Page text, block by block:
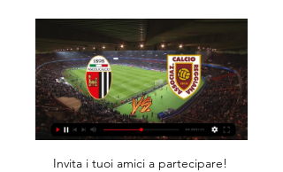
Invita i tuoi amici a partecipare! Condividi con i tuoi contatti il link a questa pagina web e invitali a partecipare a Wiki Loves Monuments. Se vuoi, puoi anche scaricare e stampare il nostro volantino (PDF, 145,4 kB) che illustra il procedimento da seguire per partecipare al concorso.

Il match odierno si preannuncia molto equilibrato, l'Inter può però beneficiare del fattore campo. Dove vedere la 'super-sfida' di Coppa Italia Inter-Lazio: info tv e streaming. Il big match di Coppa Italia, Inter-Lazio, verrà trasmesso in diretta televisiva in chiaro su Rai 2.

Una delle nostre scelte top a Cosenza. L'Hotel Royal propone camere moderne con connessione internet wireless nel cuore di Cosenza, a 2 minuti a piedi da Corso Mazzini e dal museo all'aperto MAB. Le camere del Royal dispongono di connessione internet wireless gratuita, di aria condizionata e di TV.

Attenzione perchè sul Secolo XIX in edicola stamattina c'è scritto che per il weekend del Terzo Turno di Coppa Italia (ossia sabato 17/domenica 18 agosto), lo stadio "Marassi" di Genova al 100% sarà inagibile poichè chiuso per lavori in corso, infatti sia Sampdoria che Genoa hanno già comunicato la cosa in Lega Calcio e quindi hanno.

Un evento tragico riaccende i riflettori sul mondo della corrida, una pratica sempre più osteggiata dall’opinione pubblica, per via di una maggiore attenzione nei confronti dei diritti degli animali. Un giovane torero spagnolo, di soli 29 anni, è deceduto in diretta TV durante una corrida presso

Ascoli - Reggiana: diretta live Serie B Calcio 03/03/2024 Segui la diretta live di Ascoli - Reggiana con aggiornamenti in tempo reale. Vivi l'emozione della Serie B Calcio su gazzetta.it.

Donne Campobasso che cercano compagnia per vivere momenti speciali in compagnia di un uomo. Annunci di incontri ed escort a Campobasso per conoscere nuove persone nella tua zona. Su Bakeka Incontri tante donne a Campobasso ti stanno cercando, per trascorrere insieme con te ore piccanti e rilassanti, senza complicazioni.

Radio Bruno. E’ un’emittente radiofonica privata locale con sede a Carpi e trasmette su tutto il territorio dell’Emilia Romagna. Rimani collegato su questa pagina per ascoltarla in diretta streaming, inoltre puoi sintonizzarti su altre radio della stessa regione, consultando il menù alla tua destra.

SERIE A FORMAZIONI UFFICIALI ROMA-SASSUOLO – Terza giornata del massimo campionato italiano di calcio. Nel posticipo domenicale delle 18, la Roma di Paulo Fonseca ospita il Sassuolo di Roberto De Zerbi. Da una parte il neo tecnico giallorosso, dall’altra colui che …

NOTE: Il pronostico si basa sui risultati ottenuti dalle squadre nei campionati in corso. Se le squadre che si affrontano hanno poche partite all'attivo, la scarsità di dati e di riferimenti, possono rendere meno accurato il pronostico elaborato.

Messico-Italia U20 LIVE: formazioni ufficiali. Gli Azzurrini danno il via al Mondiale Under 20 che si svolge in Polonia, sfidando il Messico (vice campione della Concacaf) nella prima partita del girone B (diretta Sky Sport Uno, ore 18).

COMUNE ASTI: Gara avviso per ricerca di manifestazione di interesse per l’assegnazione temporanea di un’area situata in piazza statuto per la realizzazione e la gestione di una pista di pattinaggio su ghiaccio nel periodo 8 dicembre 2018 – 6 gennaio 2019 10/11/2018: AZIENDA SANITARIA LOCALE VERCELLI

Che cosa hanno detto di noi? Come viene narrato lo sport per tutti? Idee e spunti per una nuova comunicazione sociale. Tutti i colori e le emozioni dello sport sociale e per tutti attraverso una selezione dei servizi radio e tv dedicati ad iniziative, manifestazioni, progetti e campagne Uisp.

La Rochelle – Grande impresa del velista livornese Francesco Marrai a La Rochelle, in Francia che si è laureatro campione del Mondo e d’Europa nella categoria maschile Under 19.... HOME NEWS TICKER

Vedrei sul palco dell’Ariston Monica Bellucci. Sarebbe una bella occasione per dimostrare che non ha completamente dimenticato l’italiano e “dedicare” la Sua bellezza e la Sua eleganza alla conduzione. Come attrice, infatti, tutta questa bravura io non l’ho mai vista. Ma questo, in Francia, pare non l’abbiano capito! E la bionda?!?

Una delle nostre scelte top a Marina di Ragusa. Situato a Marina di Ragusa, il Petrantica Resort offre una piscina all'aperto, un barbecue, la connessione WiFi gratuita, un giardino, un salotto in comune e un'area giochi per bambini.

Fig3 – La coppia diretta ed inversa si bilanciano esattamente a velocità nulla. 4 Laboratori Nazionali, con sede a Catania, Frascati, Legnaro e Gran Sasso,. alcuni dati la cui trasmissione è prevista dai protocolli di comunicazione impiegati.

Interviste RF1- Stefano Chiodini ospite di Diretta Uno . BookMarchs - L'altra voce:. L’auspicio che per la finale Fano-Campobasso non si assista all’ingiustizia che ha dovut. Notizie. Rompete le righe per la Fermana. Si attendono le scelte per la prossima stagione.

Gaggini, Valentina vs Alhussein Abdel Aziz, Lamis 2019-10-30 08:30 streaming live, pronostici, quote e statistiche nei precedenti. Fai clic qui per tutti i nostri pronostici e previsioni gratuiti.

6638aiello martin s 20642646 4931aiello maria del carmen s 23464151 805aiello maria rt 16336567 1e+04 aijenbon gisela cp 31365214 9633aimar guillermo federico cp 30117994 8484aimechet sabrina carlota cp 29041389 6625ain maria luciana ts 27712189 6354ainora juan miguel s 26811982 1149airoldi nora susana s 12454317 8120airoli victor marcelo rt.

Italia e Irlanda si affrontano nella terza giornata del Sei Nazioni Under 20 2019. Le due squadre sono di scena allo stadio Centro d’Italia a Rieti: da una parte, i ragazzi di Fabio Roselli provano a riscattare la sconfitta subita contro il Galles a Mantova, mentre gli irlandesi – primi in classifica con 9 punti e due vittorie – vogliono.

(((Tv dal vivo**))) Oggi Ascoli Reggiana in diretta CorrAdri 9 ore fa — (Tv dal vivo**))) Oggi Ascoli Reggiana in diretta CorrAdriatico - L'Ascoli può puntare alla salvezza diretta 3 marzo 2024 Oggi noi scarichi" ...

il Liceo Scientifico Marinelli, il Liceo Europeo Uccellis e l’I.S.I.S. Malignani. La trasmissione è andata in onda in diretta dalle 10 alle 11 del 5 febbraio; invitati a portare il loro contributo in sala tre "cervelli in fuga" ricercatori e docenti

Hotel Chariot - Offrendo un buffet per bambini e giochi da tavolo, Hotel Chariot alloggia gli ospiti a Aalsmeer. Situato nel centro di Aalsmeer, questo hotel a 4 stelle alloggia in …

La società fornisce servizi di contact center dalla sede centrale a Roma, a Legnano (MI) e Milano - siti operativi senza soluzione di continuità per tecnologia adottata, volume di business gestito e competenze acquisite - per un totale complessivo di oltre 900 postazioni di lavoro.

Tottenham Hotspur – Manchester City 4-1 (De Bruyne, Dier, Alderweireld, Kane, Lamela) Fino a due giornate fa, immaginare questa partita, in questo modo, sarebbe stato oltremodo assurdo. Il City stava dominando il campionato, il Tottenham era partito con più problemi che sorrisi.

RI 3 Corrales - Sportivo Trinidense RI 3 Corrales - Sportivo Trinidense. Ligas; Paraguay - Division Intermedia 2019;. Deportivo Caaguazú 1-1 Fernando de la Mora 0. Resistencia 0-0 Sportivo Iteño 0. 12 de Octubre 1-0 Independiente FBC 3. Clasificación | Jornada 6. 1 Octubre. 2 Atyrá . 3 Guaireña. 4 Febrero.

Pronostico e statistiche dell'incontro di calcio GD Chaves - Braga B di Portogallo Segunda Liga del 24/08/2014. Disponibili anche tutti i pronostici della giornata del campionato Portogallo Segunda Liga

Hippoweb è la risorsa principale per l'ippica. Puoi trovare news, partenti, risultati, dati e storici tecnici di trotto e galoppo, classifiche e prestazioni dei cavalli. Tutti i dati sono aggiornati in tempo reale.

Monza visibilmente incerottato: Brocchi dovrà fare a meno dei vari Origlio, Guidetti, Brignoli, Giudici ed Adorni. Alla fine però, la spunteranno i brianzoli, grazie ad una rete di D'Errico (giocata magistrale), strenuamete difesa in un secondo tempo dove gli uomini di Brocchi si sono posizionati costantemente dietro alla linea della palla.

Ogni discorso sulla vocazione non può prescindere da ciò che ci indica la Bibbia. Ecco qualche esempio di “chiamata”, sia dall’Antico, sia dal Nuovo Testamento. La chiamata di Abramo (Gen 12,1-4) 1 Il Signore disse ad Abram: «Vàttene dal tuo paese, dalla tua patria e dalla casa di tuo padre, ve

Padovani (al 3° successo consecutivo, il 4° esterno di fila) vittoriosi (1-2) sul campo della Fermana (al 2°ko consecutivo) si portano a +4 sulla Reggiana fermata sul pari (0-0 come domenica scorsa a Fano) dall’Arzignano ed agganciata a quota 15 dal Vicenza corsaro (1-2) a Verona.

Finisce così dunque a Taormina la favola dei Nastri d’Argento 2015, con i premi più importanti suddivisi tra Anime nere di Francesco Munzi, Il racconto dei racconti di Matteo Garrone e Youth La giovinezza di Paolo Sorrentino, tre ciascuno: a quest’ultimo il Nastro come regista del miglior film dell’anno – battuti quindi Garrone e.

Tutte le foto di Pontedera-Robur Siena. Home / Entertainment / Tutte le foto di Pontedera-Robur Siena. 28 Gennaio 2019 uspontedera_2016 Entertainment. Tutte le foto di Pontedera-Robur Siena. 0 comments. Share. I Giovanissimi Nazionali vincono ancora. Stop per Allievi e Giovanissimi B.

Ascoli-Reggiana LIVE dalle ore 16:15 42 minuti fa — Ascoli-Reggiana LIVE dalle ore 16:15. La diretta scritta della 28ª giornata del campionato di Serie B 2023/24 tra bianconeri e granata.

Siamo alla quinta giornata di campionato tra Sassuolo e Empoli al Mapei stadium di Reggio Emilia. Il Sassuolo viene da una sconfitta inc asa della Juventus, ha tutti a disposione tranne Peluso. De Zerbi gioca con il 4-3-3 con il tridente d'attacco formato da Di Francesco, Babacar, Berardi. Un turno di riposo per Boateng. L'Empoli nell'ultimo.

Dopo due giornate di campionato la Roma conquista la prima vittoria con un 4-2 spettacolare al Sassuolo. Match chiuso già nel primo temp